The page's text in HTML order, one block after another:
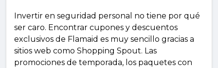
Invertir en seguridad personal no tiene por qué
ser caro. Encontrar cupones y descuentos
exclusivos de Flamaid es muy sencillo gracias a
sitios web como Shopping Spout. Las
promociones de temporada, los paquetes con